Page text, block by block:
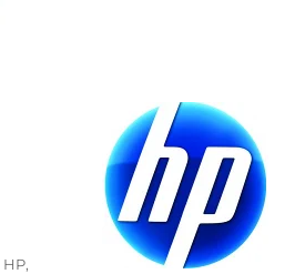
HP,